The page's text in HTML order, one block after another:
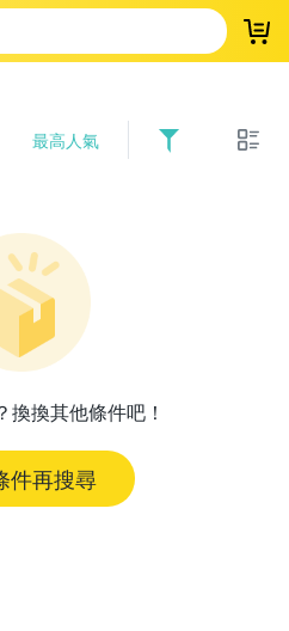
登
最高人氣
換換其他條件吧！
件再搜尋